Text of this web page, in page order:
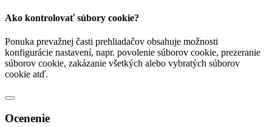
Ako kontrolovať súbory cookie?
Ponuka prevažnej časti prehliadačov obsahuje možnosti
konfigurácie nastavení, napr. povolenie súborov cookie, prezeranie
súborov cookie, zakázanie všetkých alebo vybratých súborov
cookie atď.
Ocenenie